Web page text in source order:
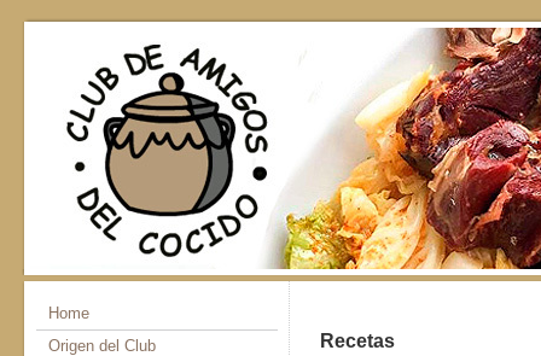
Home
Origen del Club
Recetas